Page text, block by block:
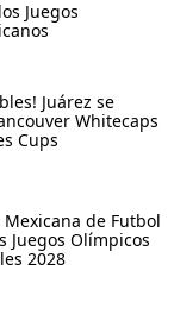
Juegos
Juárez se
Whitecaps
Cups
Mexicana de Futbol
Juegos Olímpicos
2028